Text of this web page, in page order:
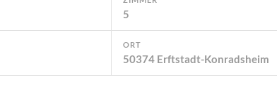
5
ORT
50374 Erftstadt-Konradsheim